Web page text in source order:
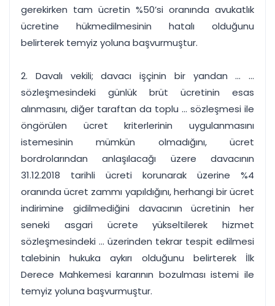
gerekirken tam ücretin %50’si oranında avukatlık
ücretine hükmedilmesinin hatalı olduğunu
belirterek temyiz yoluna başvurmuştur.
2. Davalı vekili; davacı işçinin bir yandan ... ...
sözleşmesindeki günlük brüt ücretinin esas
alınmasını, diğer taraftan da toplu ... sözleşmesi ile
öngörülen ücret kriterlerinin uygulanmasını
istemesinin mümkün olmadığını, ücret
bordrolarından anlaşılacağı üzere davacının
31.12.2018 tarihli ücreti korunarak üzerine %4
oranında ücret zammı yapıldığını, herhangi bir ücret
indirimine gidilmediğini davacının ücretinin her
seneki asgari ücrete yükseltilerek hizmet
sözleşmesindeki ... üzerinden tekrar tespit edilmesi
talebinin hukuka aykırı olduğunu belirterek İlk
Derece Mahkemesi kararının bozulması istemi ile
temyiz yoluna başvurmuştur.